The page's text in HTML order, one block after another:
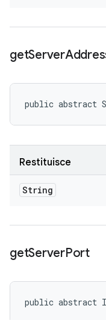
getServer
public abstract
Restituisce
String
getServerPort
public abstract